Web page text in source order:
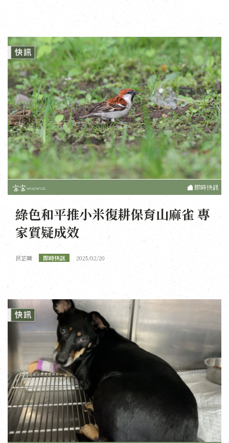
即時快訊
綠色和平推小米復耕保育山麻雀 專
家質疑成效
呂芷晴 即時快訊 2025/02/20